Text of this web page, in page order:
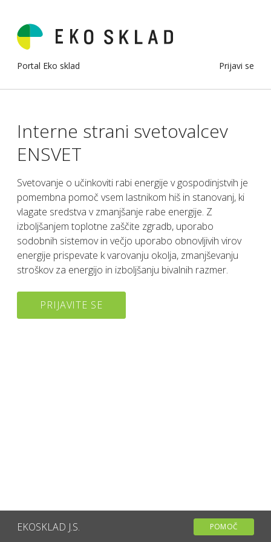
Portal Eko sklad Prijavi se
Interne strani svetovalcev
ENSVET
Svetovanje o učinkoviti rabi energije v gospodinjstvih je
pomembna pomoč vsem lastnikom hiš in stanovanj, ki
vlagate sredstva v zmanjšanje rabe energije. Z
izboljšanjem toplotne zaščite zgradb, uporabo
sodobnih sistemov in večjo uporabo obnovljivih virov
energije prispevate k varovanju okolja, zmanjševanju
stroškov za energijo in izboljšanju bivalnih razmer.
PRIJAVITE SE
EKOSKLAD J.S. POMOČ